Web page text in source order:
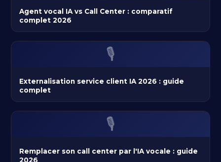
Agent vocal IA vs Call Center : comparatif
complet 2026
🎙️
Externalisation service client IA 2026 : guide
complet
🎙️
Remplacer son call center par l'IA vocale : guide
2026